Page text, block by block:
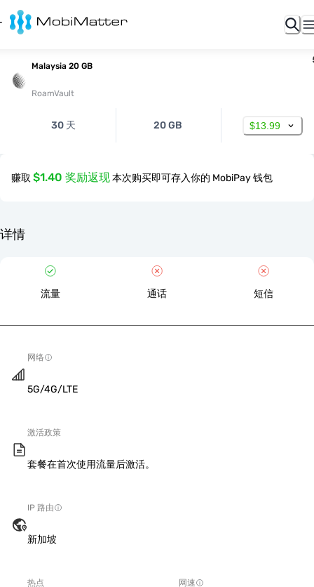
Malaysia 20 GB
RoamVault
30 天 20 GB $13.99
赚取 $1.40 奖励返现本次购买即可存入你的 MobiPay 钱包
详情
流量 通话 短信
网络
5G/4G/LTE
激活政策
套餐在首次使用流量后激活。
IP 路由
新加坡
热点 网速